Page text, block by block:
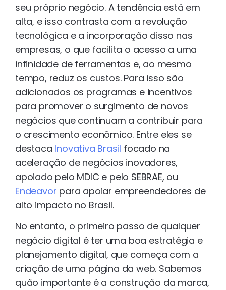
seu próprio negócio. A tendência está em
alta, e isso contrasta com a revolução
tecnológica e a incorporação disso nas
empresas, o que facilita o acesso a uma
infinidade de ferramentas e, ao mesmo
tempo, reduz os custos. Para isso são
adicionados os programas e incentivos
para promover o surgimento de novos
negócios que continuam a contribuir para
o crescimento econômico. Entre eles se
destaca Inovativa Brasil focado na
aceleração de negócios inovadores,
apoiado pelo MDIC e pelo SEBRAE, ou
Endeavor para apoiar empreendedores de
alto impacto no Brasil.
No entanto, o primeiro passo de qualquer
negócio digital é ter uma boa estratégia e
planejamento digital, que começa com a
criação de uma página da web. Sabemos
quão importante é a construção da marca,